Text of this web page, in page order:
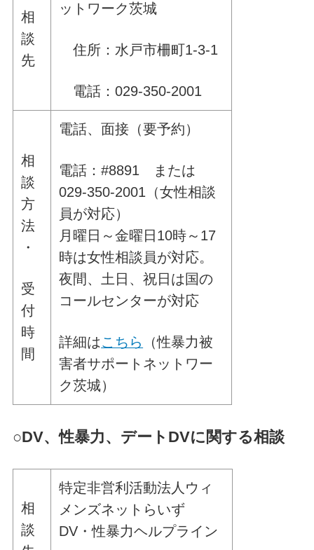
相
談
先
ットワーク茨城
住所：水戸市柵町1-3-1
電話：029-350-2001
相
談
方
法
・
受
付
時
間
電話、面接（要予約）
電話：#8891 または
029-350-2001（女性相談
員が対応）
月曜日～金曜日10時～17
時は女性相談員が対応。
夜間、土日、祝日は国の
コールセンターが対応
詳細はこちら
（性暴力被
害者サポートネットワー
ク茨城）
○DV、性暴力、デートDVに関する相談
相
談
特定非営利活動法人ウィ
メンズネットらいず
DV・性暴力ヘルプライン